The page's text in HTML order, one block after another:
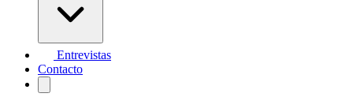
Entrevistas
Contacto